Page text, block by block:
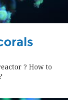
? How to